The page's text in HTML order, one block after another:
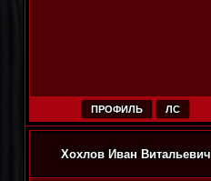
ПРОФИЛЬ ЛС
Хохлов Иван Витальевич